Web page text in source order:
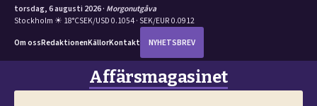
torsdag, 6 augusti 2026 · Morgonutgåva
Stockholm ☀ 18°CSEK/USD 0.1054 · SEK/EUR 0.0912
Om ossRedaktionenKällorKontakt NYHETSBREV
Affärsmagasinet